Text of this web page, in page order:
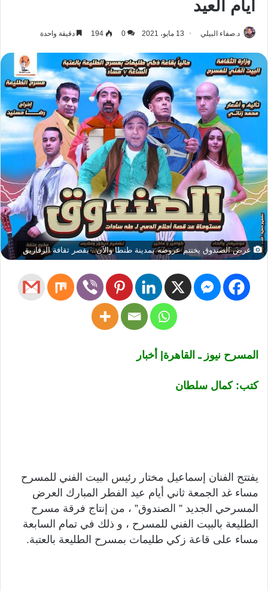
أيام العيد
د.صفاء البيلي 13 مايو، 2021 0
194 دقيقة واحدة
عرض الصندوق يختتم عروضه بمدينة طنطا والآن.. بقصر ثقافة الزقازيق
المسرح نيوز ـ القاهرة| أخبار
كتب: كمال سلطان
يفتتح الفنان إسماعيل مختار رئيس البيت الفني للمسرح
مساء غد الجمعة ثاني أيام عيد الفطر المبارك العرض
المسرحي الجديد ” الصندوق” ، من إنتاج فرقة مسرح
الطليعة بالبيت الفني للمسرح ، و ذلك في تمام السابعة
مساء على قاعة زكي طليمات بمسرح الطليعة بالعتبة.